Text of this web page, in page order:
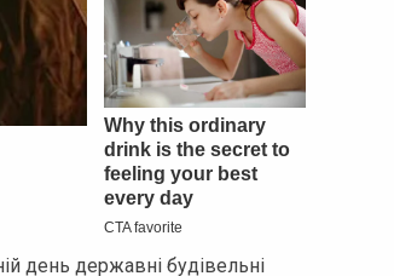
день державні будівельні